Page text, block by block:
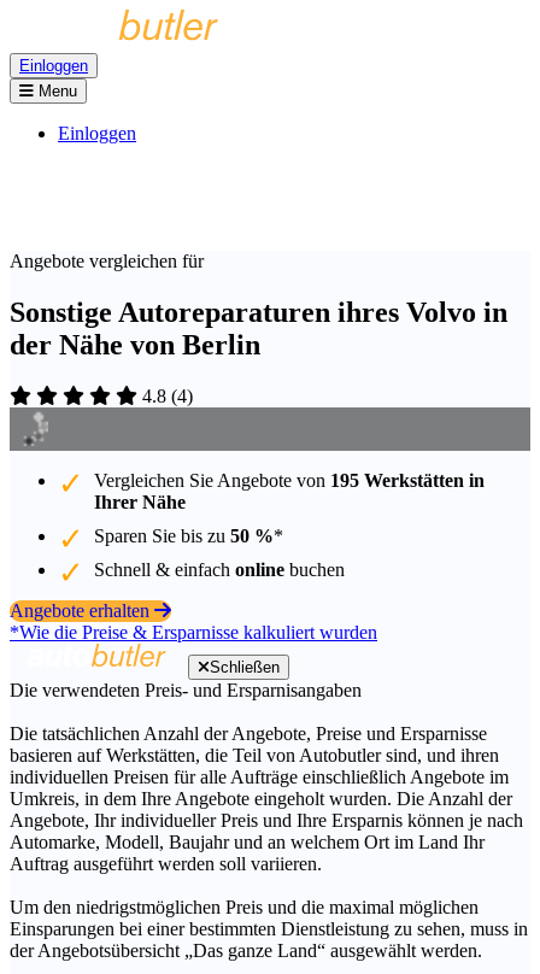
Einloggen
Menu
Einloggen
Angebote vergleichen für
Sonstige Autoreparaturen ihres Volvo in
der Nähe von Berlin
4.8 (4)
Vergleichen Sie Angebote von 195 Werkstätten in
Ihrer Nähe
Sparen Sie bis zu 50 %*
Schnell & einfach online buchen
Angebote erhalten
*Wie die Preise & Ersparnisse kalkuliert wurden
Schließen
Die verwendeten Preis- und Ersparnisangaben
Die tatsächlichen Anzahl der Angebote, Preise und Ersparnisse
basieren auf Werkstätten, die Teil von Autobutler sind, und ihren
individuellen Preisen für alle Aufträge einschließlich Angebote im
Umkreis, in dem Ihre Angebote eingeholt wurden. Die Anzahl der
Angebote, Ihr individueller Preis und Ihre Ersparnis können je nach
Automarke, Modell, Baujahr und an welchem Ort im Land Ihr
Auftrag ausgeführt werden soll variieren.
Um den niedrigstmöglichen Preis und die maximal möglichen
Einsparungen bei einer bestimmten Dienstleistung zu sehen, muss in
der Angebotsübersicht „Das ganze Land“ ausgewählt werden.